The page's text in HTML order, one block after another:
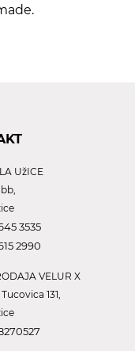
UžICE
3535
2990
VELUR X
131,